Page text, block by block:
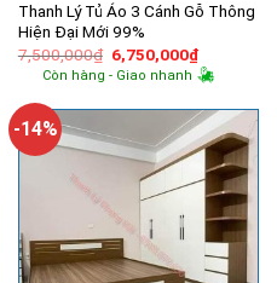
Thanh Lý Tủ Áo 3 Cánh Gỗ Thông
Hiện Đại Mới 99%
7,500,000₫ Giá
gốc
là:
6,750,000₫Giá
hiện
tại
Còn hàng - Giao nhanh
-14%